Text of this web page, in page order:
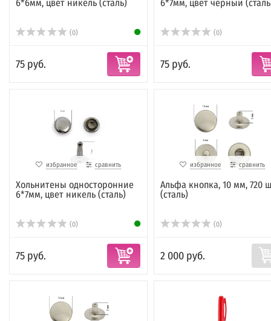
6*6мм, цвет никель (сталь)
(0)
75 руб.
6*7мм, цвет черный
(0)
75 руб.
избранное сравнить
Хольнитены односторонние
6*7мм, цвет никель (сталь)
(0)
75 руб.
избранное сравнить
Альфа кнопка, 10 мм, 720
(сталь)
(0)
2 000 руб.